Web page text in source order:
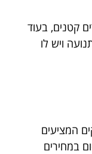
קטנים, בעוד
ויש לו
המציעים
פרימיום במחירים